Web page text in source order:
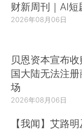
财新周刊｜AI
2026年08月06日
贝恩资本宣布
国大陆无法注
场
2026年08月06日
【我闻】艾路